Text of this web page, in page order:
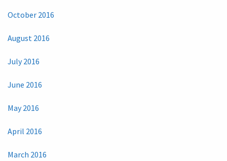
October 2016
August 2016
July 2016
June 2016
May 2016
April 2016
March 2016